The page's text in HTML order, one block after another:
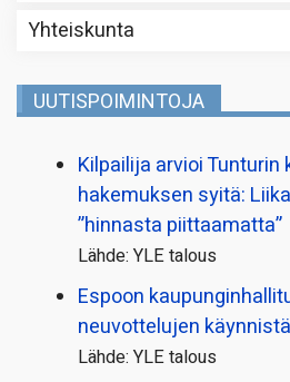
Yhteiskunta
UUTISPOIMINTOJA
Kilpailija arvioi
hakemuksen syitä:
”hinnasta piittaamatta”
Lähde: YLE talous
Espoon
neuvottelujen
Lähde: YLE talous